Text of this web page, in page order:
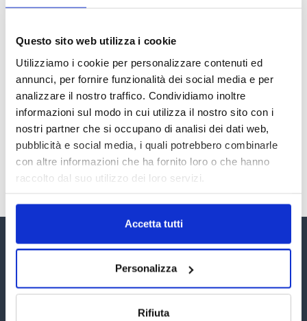
Questo sito web utilizza i cookie
Utilizziamo i cookie per personalizzare contenuti ed
annunci, per fornire funzionalità dei social media e per
analizzare il nostro traffico. Condividiamo inoltre
informazioni sul modo in cui utilizza il nostro sito con i
nostri partner che si occupano di analisi dei dati web,
pubblicità e social media, i quali potrebbero combinarle
con altre informazioni che ha fornito loro o che hanno
raccolto dal suo utilizzo dei loro servizi.
Accetta tutti
Personalizza
Rifiuta
30 Giugno 2026
PREMI 2025. I TOP TEN
30 Giugno 2026
TUTTI GLI ARTICOLI DEL MESE
Assinform Editore
Chi siamo